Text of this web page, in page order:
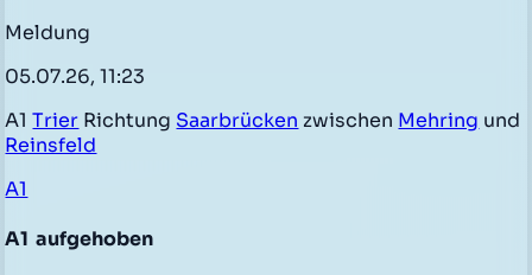
Meldung
05.07.26, 11:23
A1Trier Richtung Saarbrücken zwischen Mehring und
Reinsfeld
A1
A1 aufgehoben